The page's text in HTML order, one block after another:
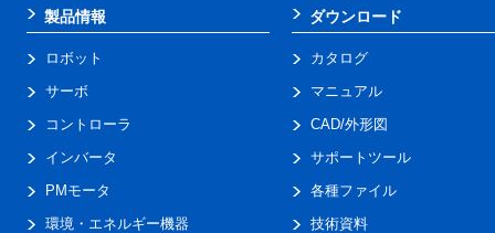
製品情報
ロボット
サーボ
コントローラ
インバータ
PMモータ
環境・エネルギー機器
ダウンロード
カタログ
マニュアル
CAD/外形図
サポートツール
各種ファイル
技術資料